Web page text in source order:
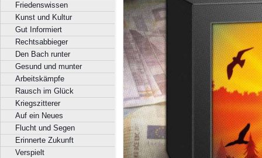
Friedenswissen
Kunst und Kultur
Gut Informiert
Rechtsabbieger
Den Bach runter
Gesund und munter
Arbeitskämpfe
Rausch im Glück
Kriegszitterer
Auf ein Neues
Flucht und Segen
Erinnerte Zukunft
Verspielt